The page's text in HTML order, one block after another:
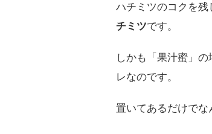
ハチミツのコクを
チミツです。
しかも「果汁蜜」
レなのです。
置いてあるだけでな